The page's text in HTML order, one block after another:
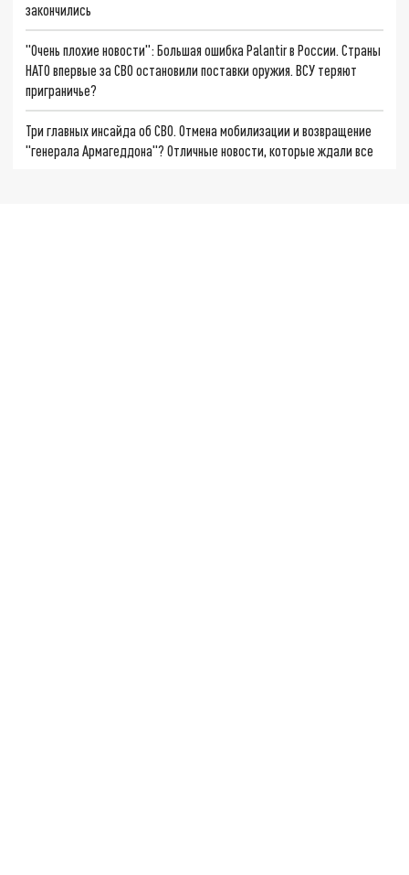
закончились
"Очень плохие новости": Большая ошибка Palantir в России. Страны
НАТО впервые за СВО остановили поставки оружия. ВСУ теряют
приграничье?
Три главных инсайда об СВО. Отмена мобилизации и возвращение
"генерала Армагеддона"? Отличные новости, которые ждали все